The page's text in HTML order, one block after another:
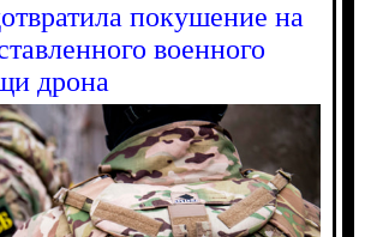
покушение на
военного
дрона